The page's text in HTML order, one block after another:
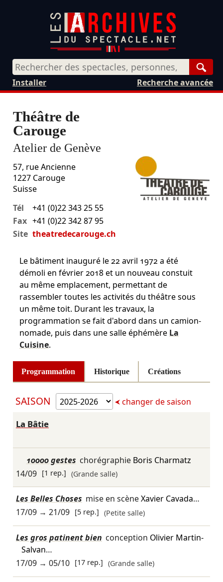
Recherche avancée
Installer
Théâtre de
Carouge
Atelier de Genève
57, rue Ancienne
1227 Carouge
Suisse
Tél
+41 (0)22 343 25 55
Fax +41 (0)22 342 87 95
Site theatredecarouge.ch
Le bâtiment inauguré le 22 avril 1972 a été
démoli en février 2018 et un nouveau constuit
au même emplacement, permettant de
rassembler toutes les activités du théâtre sous
un même toit. Durant les travaux, la
programmation se fait d'abord dans un camion-
nomade, puis dans une salle éphémère La
Cuisine.
Programmation Historique Créations
SAISON changer de saison
La Bâtie
10000 gestes chorégraphie Boris Charmatz
14/09 [1 rep.] (Grande salle)
Les Belles Choses mise en scèneXavier Cavada…
17/09→ 21/09 [5 rep.] (Petite salle)
Les gros patinent bien conception Olivier Martin-
Salvan…
17/09→ 05/10 [17 rep.] (Grande salle)